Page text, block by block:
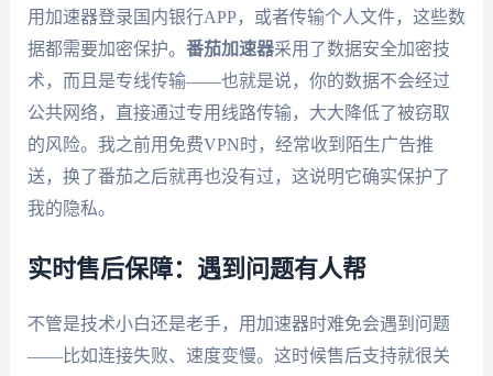
用加速器登录国内银行APP，或者传输个人文件，这些数
据都需要加密保护。 番茄加速器采用了数据安全加密技
术，而且是专线传输——也就是说，你的数据不会经过
公共网络，直接通过专用线路传输，大大降低了被窃取
的风险。我之前用免费VPN时，经常收到陌生广告推
送，换了番茄之后就再也没有过，这说明它确实保护了
我的隐私。
实时售后保障：遇到问题有人帮
不管是技术小白还是老手，用加速器时难免会遇到问题
——比如连接失败、速度变慢。这时候售后支持就很关